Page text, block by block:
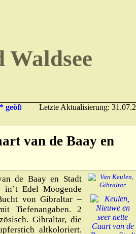
Waldsee
Letzte Aktualisierung:
geöffnet Mo – Fr 14:00 – 18:00 **
van de Baay en
de Baay en Stadt
Edel Moogende
von Gibraltar –
Tiefenangaben. 2
Gibraltar, die
altkoloriert.